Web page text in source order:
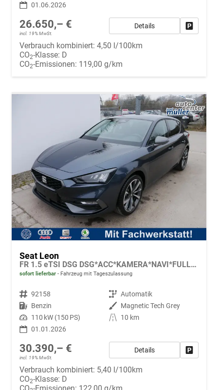
01.06.2026
26.650,– €
incl. 19% MwSt.
Details
Verbrauch kombiniert: 4,50 l/100km
CO2-Klasse: D
CO2-Emissionen: 119,00 g/km
Seat Leon
FR 1.5 eTSI DSG DSG*ACC*KAMERA*NAVI*FULL-LINK*LENKRADHEIZUNG*3-ZONE KLIMAAUTOMATIK
sofort lieferbar Fahrzeug mit Tageszulassung
Fahrzeugnr. 92158 Getriebe Automatik
Kraftstoff Benzin Außenfarbe Magnetic Tech Grey
Leistung 110 kW (150 PS) Kilometerstand
10 km
01.01.2026
30.390,– €
incl. 19% MwSt.
Details
Verbrauch kombiniert: 5,40 l/100km
CO2-Klasse: D
CO -Emissionen: 122,00 g/km